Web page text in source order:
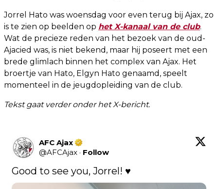
Jorrel Hato was woensdag voor even terug bij Ajax, zo
is te zien op beelden op het X-kanaal van de club.
Wat de precieze reden van het bezoek van de oud-
Ajacied was, is niet bekend, maar hij poseert met een
brede glimlach binnen het complex van Ajax. Het
broertje van Hato, Elgyn Hato genaamd, speelt
momenteel in de jeugdopleiding van de club.
Tekst gaat verder onder het X-bericht.
AFC Ajax
@AFCAjax · Follow
Good to see you, Jorrel! ♥️